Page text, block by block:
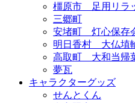
橿原市 足用リラ
三郷町
安堵町 灯心保存
明日香村 大仏埴
高取町 大和当帰
夢瓦
キャラクターグッズ
せんとくん